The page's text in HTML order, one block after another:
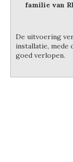
familie van
De uitvoering
installatie, mede
goed verlopen.